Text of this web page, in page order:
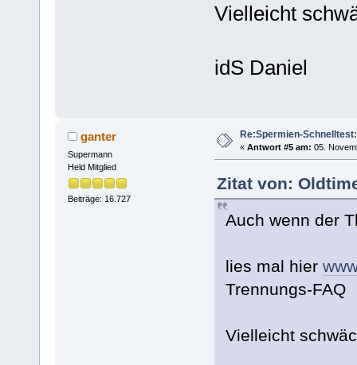
Vielleicht
idS Daniel
ganter
Supermann
Held Mitglied
Beiträge: 16.727
Re:Spermien-
« Antwort #5 am: 05.
Zitat von:
Auch wenn der
lies mal hier
Trennungs-FAQ
Vielleicht